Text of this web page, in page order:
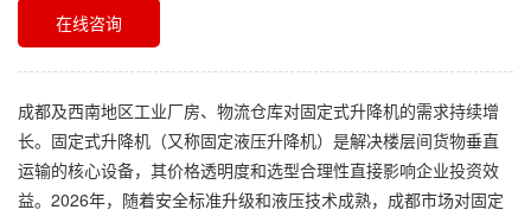
在线咨询
成都及西南地区工业厂房、物流仓库对固定式升降机的需求持续增
长。固定式升降机（又称固定液压升降机）是解决楼层间货物垂直
运输的核心设备，其价格透明度和选型合理性直接影响企业投资效
益。2026年，随着安全标准升级和液压技术成熟，成都市场对固定